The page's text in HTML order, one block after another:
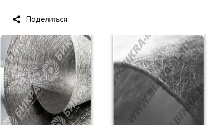
Поделиться